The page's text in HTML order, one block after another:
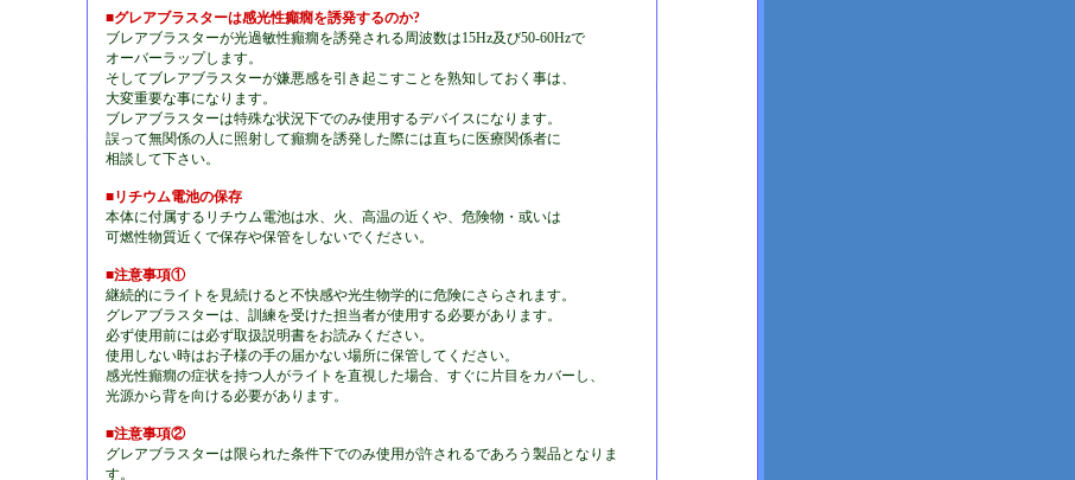
■グレアブラスターは感光性癲癇を誘発するのか?
ブレアブラスターが光過敏性癲癇を誘発される周波数は15Hz及び50-60Hzで
オーバーラップします。
そしてブレアブラスターが嫌悪感を引き起こすことを熟知しておく事は、
大変重要な事になります。
ブレアブラスターは特殊な状況下でのみ使用するデバイスになります。
誤って無関係の人に照射して癲癇を誘発した際には直ちに医療関係者に
相談して下さい。
■リチウム電池の保存
本体に付属するリチウム電池は水、火、高温の近くや、危険物・或いは
可燃性物質近くで保存や保管をしないでください。
■注意事項①
継続的にライトを見続けると不快感や光生物学的に危険にさらされます。
グレアブラスターは、訓練を受けた担当者が使用する必要があります。
必ず使用前には必ず取扱説明書をお読みください。
使用しない時はお子様の手の届かない場所に保管してください。
感光性癲癇の症状を持つ人がライトを直視した場合、すぐに片目をカバーし、
光源から背を向ける必要があります。
■注意事項②
グレアブラスターは限られた条件下でのみ使用が許されるであろう製品となりま
す。